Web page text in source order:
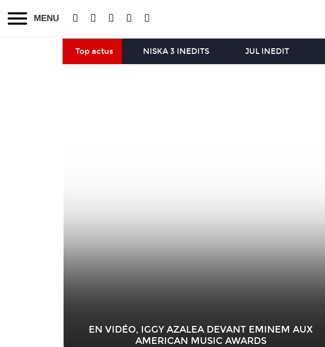
MENU
Top actus NISKA 3 INEDITS JUL INEDIT
EN VIDÉO, IGGY AZALEA DEVANT EMINEM AUX
AMERICAN MUSIC AWARDS